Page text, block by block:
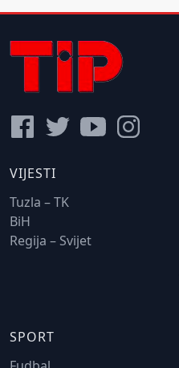
VIJESTI
Tuzla – TK
BiH
Regija – Svijet
SPORT